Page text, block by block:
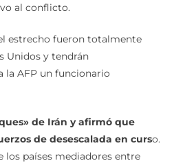
al conflicto.
estrecho fueron totalmente
Unidos y tendrán
la AFP un funcionario
de Irán y afirmó que
de desescalada en curso.
los países mediadores entre